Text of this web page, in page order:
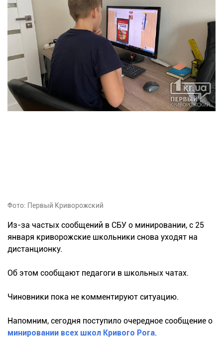
Фото: Первый Криворожский
Из-за частых сообщений в СБУ о минировании, с 25
января криворожские школьники снова уходят на
дистанционку.
Об этом сообщают педагоги в школьных чатах.
Чиновники пока не комментируют ситуацию.
Напомним, сегодня поступило очередное сообщение о
минировании всех школ Кривого Рога.